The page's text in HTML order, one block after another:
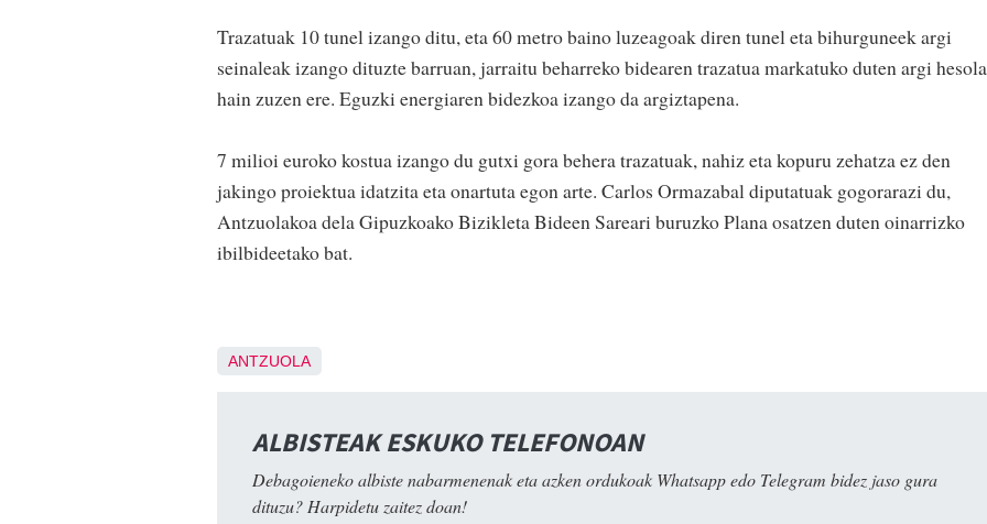
Trazatuak 10 tunel izango ditu, eta 60 metro baino luzeagoak diren tunel eta bihurguneek argi
seinaleak izango dituzte barruan, jarraitu beharreko bidearen trazatua markatuko duten argi
hain zuzen ere. Eguzki energiaren bidezkoa izango da argiztapena.
7 milioi euroko kostua izango du gutxi gora behera trazatuak, nahiz eta kopuru zehatza ez den
jakingo proiektua idatzita eta onartuta egon arte. Carlos Ormazabal diputatuak gogorarazi du,
Antzuolakoa dela Gipuzkoako Bizikleta Bideen Sareari buruzko Plana osatzen duten oinarrizko
ibilbideetako bat.
ANTZUOLA
ALBISTEAK ESKUKO TELEFONOAN
Debagoieneko albiste nabarmenenak eta azken ordukoak Whatsapp edo Telegram bidez jaso gura
dituzu? Harpidetu zaitez doan!